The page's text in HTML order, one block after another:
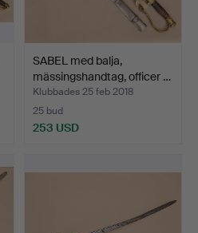
SABEL med balja,
mässingshandtag, officer …
Klubbades 25 feb 2018
25 bud
253 USD